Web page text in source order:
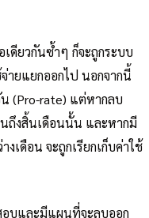
ดียวกันซ้ำๆ ก็จะถูกระบบ
ายแยกออกไป นอกจากนี้
น (Pro-rate) แต่หากลบ
นถึงสิ้นเดือนนั้น และหากมี
เดือน จะถูกเรียกเก็บค่าใช้
บและมีแผนที่จะลบออก